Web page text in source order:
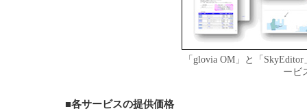
「glovia OM」と「
ービ
■各サービスの提供価格